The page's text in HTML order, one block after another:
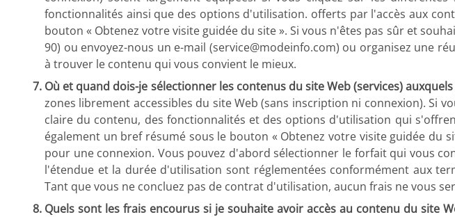
fonctionnalités ainsi que des options d'utilisation. offerts par l'accès aux
bouton « Obtenez votre visite guidée du site ». Si vous n'êtes pas sûr et
90) ou envoyez-nous un e-mail (service@modeinfo.com) ou organisez une
à trouver le contenu qui vous convient le mieux.
Où et quand dois-je sélectionner les contenus du site Web (services)
zones librement accessibles du site Web (sans inscription ni connexion). Si
claire du contenu, des fonctionnalités et des options d'utilisation qui
également un bref résumé sous le bouton « Obtenez votre visite guidée du
pour une connexion. Vous pouvez d'abord sélectionner le forfait qui vous
l'étendue et la durée d'utilisation sont réglementées conformément aux
Tant que vous ne concluez pas de contrat d'utilisation, aucun frais ne vous
Quels sont les frais encourus si je souhaite avoir accès au contenu du site